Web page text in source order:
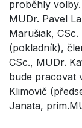
proběhly
MUDr. Pavel
Marušiak,
(pokladník),
CSc., MUDr.
bude pracovat
Klimovič
Janata,